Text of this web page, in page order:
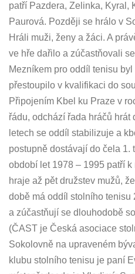
patří Pazdera, Zelinka, Kyral,
Paurová. Později se hrálo v
Hráli muži, ženy a žáci. A
ve hře dařilo a zúčastňovali
Mezníkem pro oddíl tenisu
přestoupilo v kvalifikaci do
Připojením Kbel ku Praze v
řádu, odchází řada hráčů hrát
letech se oddíl stabilizuje a
postupně dostávají do čela 1.
období let 1978 – 1995 patří
hraje až pět družstev mužů,
době má oddíl stolního tenisu
a zúčastňují se dlouhodobě
(ČAST je Česká asociace
Sokolovně na upraveném
klubu stolního tenisu je paní